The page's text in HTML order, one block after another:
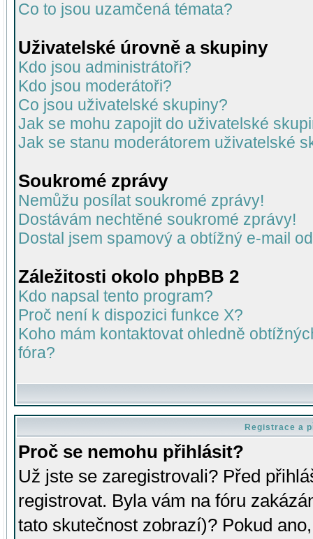
Co to jsou uzamčená témata?
Uživatelské úrovně a skupiny
Kdo jsou administrátoři?
Kdo jsou moderátoři?
Co jsou uživatelské skupiny?
Jak se mohu zapojit do uživatelské
Jak se stanu moderátorem uživatelské
Soukromé zprávy
Nemůžu posílat soukromé zprávy!
Dostávám nechtěné soukromé zprávy!
Dostal jsem spamový a obtížný e-mail
Záležitosti okolo phpBB 2
Kdo napsal tento program?
Proč není k dispozici funkce X?
Koho mám kontaktovat ohledně
fóra?
Registrace a
Proč se nemohu přihlásit?
Už jste se zaregistrovali? Před
registrovat. Byla vám na fóru
tato skutečnost zobrazí)? Pokud